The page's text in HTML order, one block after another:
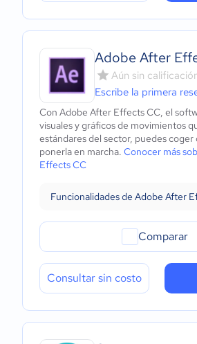
Adobe After
Aún sin
Escribe la primera
Con Adobe After Effects CC, el
visuales y gráficos de movimientos
estándares del sector, puedes coger
ponerla en marcha. Conocer más
Effects CC
Funcionalidades de Adobe After
Comparar
Consultar sin costo